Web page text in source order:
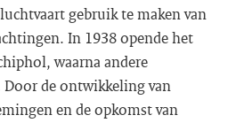
gebruik te maken van
In 1938 opende het
waarna andere
de ontwikkeling van
en de opkomst van